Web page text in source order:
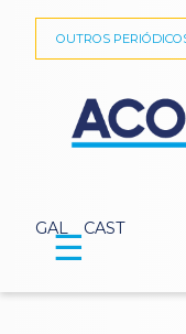
GAL CAST
OUTROS
☰